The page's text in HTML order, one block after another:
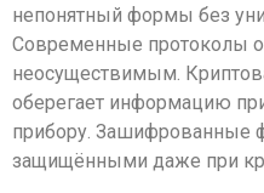
непонятный формы без
Современные протоколы
неосуществимым.
оберегает информацию
прибору. Зашифрованные
защищёнными даже при